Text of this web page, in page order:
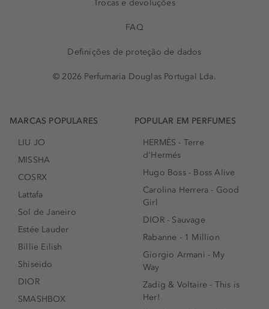
Trocas e devoluções
FAQ
Definições de proteção de dados
© 2026 Perfumaria Douglas Portugal Lda.
MARCAS POPULARES
LIU JO
MISSHA
COSRX
Lattafa
Sol de Janeiro
Estée Lauder
Billie Eilish
Shiseido
DIOR
SMASHBOX
POPULAR EM PERFUMES
HERMÈS - Terre
d'Hermés
Hugo Boss - Boss Alive
Carolina Herrera - Good
Girl
DIOR - Sauvage
Rabanne - 1 Million
Giorgio Armani - My
Way
Zadig & Voltaire - This is
Her!